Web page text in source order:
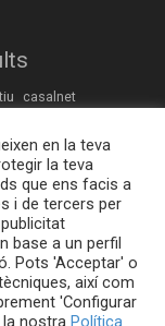
casalnet
futbol
joves
omnia radio
taula jove
en la teva
la teva
que ens facis a
i de tercers per
base a un perfil
Pots 'Acceptar' o
així com
'Configurar
nostra Política